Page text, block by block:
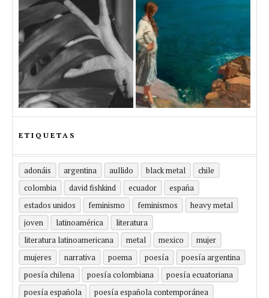
ETIQUETAS
adonáis argentina aullido black metal
chile
colombia
david fishkind ecuador
españa
estados unidos
feminismo feminismos
heavy metal
joven
latinoamérica
literatura
literatura latinoamericana
metal mexico
mujer
mujeres
narrativa poema poesía
poesía argentina
poesía chilena
poesía colombiana
poesía ecuatoriana
poesía española
poesía española contemporánea